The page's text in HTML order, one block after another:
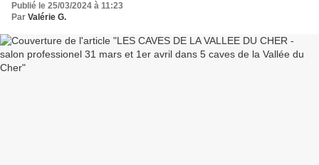
Publié le 25/03/2024 à 11:23
Par Valérie G.